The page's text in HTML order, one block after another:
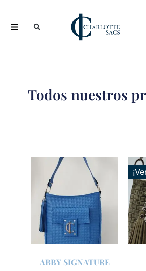
Todos nuestros
ABBY SIGNATURE